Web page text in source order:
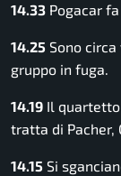
14.33 Pogacar
14.25 Sono
gruppo in fuga.
14.19 Il
tratta di Pacher,
14.15 Si